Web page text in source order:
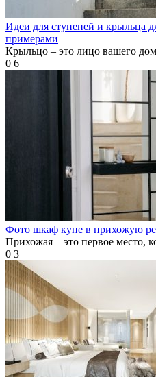
Идеи для ступеней и крыльца
примерами
Крыльцо – это лицо вашего
0 6
Фото шкаф купе в прихожую
Прихожая – это первое место,
0 3